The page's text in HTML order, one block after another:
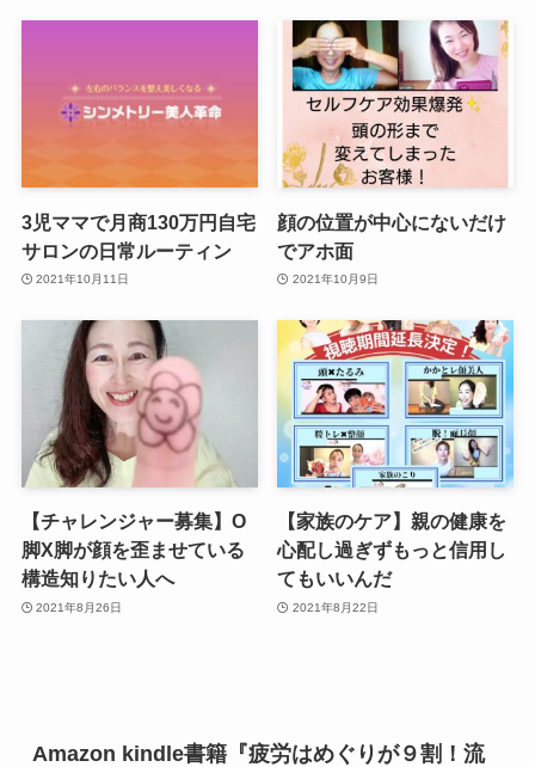
3児ママで月商130万円自宅
サロンの日常ルーティン
2021年10月11日
顔の位置が中心にないだけ
でアホ面
2021年10月9日
【チャレンジャー募集】O
脚X脚が顔を歪ませている
構造知りたい人へ
2021年8月26日
【家族のケア】親の健康を
心配し過ぎずもっと信用し
てもいいんだ
2021年8月22日
Amazon kindle書籍『疲労はめぐりが９割！流